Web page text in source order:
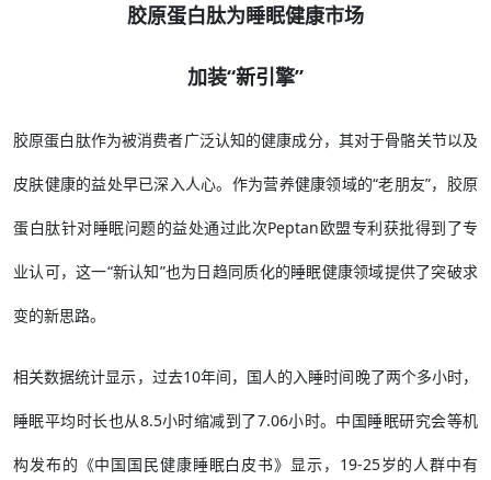
胶原蛋白肽为睡眠健康市场
加装“新引擎”
胶原蛋白肽作为被消费者广泛认知的健康成分，其对于骨骼关节以及
皮肤健康的益处早已深入人心。作为营养健康领域的“老朋友”，胶原
蛋白肽针对睡眠问题的益处通过此次Peptan欧盟专利获批得到了专
业认可，这一“新认知”也为日趋同质化的睡眠健康领域提供了突破求
变的新思路。
相关数据统计显示，过去10年间，国人的入睡时间晚了两个多小时，
睡眠平均时长也从8.5小时缩减到了7.06小时。中国睡眠研究会等机
构发布的《中国国民健康睡眠白皮书》显示，19-25岁的人群中有